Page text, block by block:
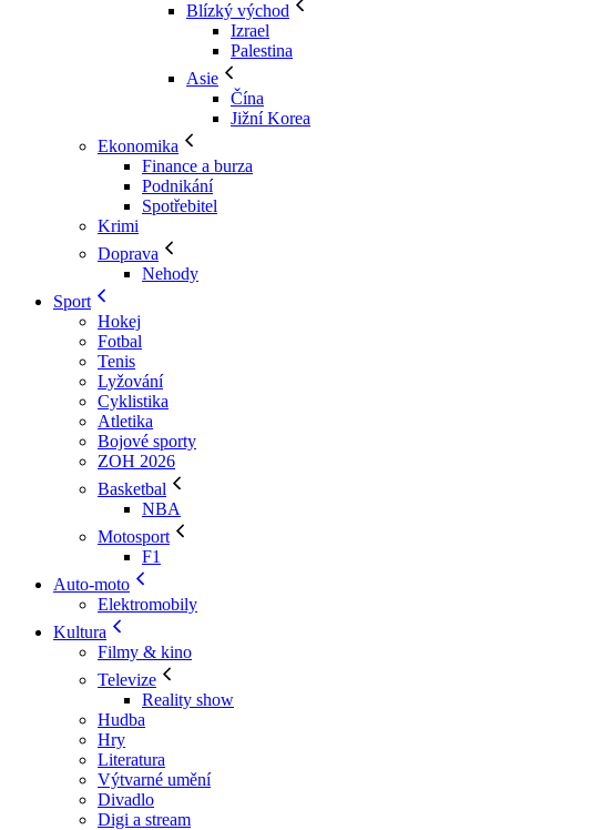
Blízký východ
Izrael
Palestina
Asie
Čína
Jižní Korea
Ekonomika
Finance a burza
Podnikání
Spotřebitel
Krimi
Doprava
Nehody
Sport
Hokej
Fotbal
Tenis
Lyžování
Cyklistika
Atletika
Bojové sporty
ZOH 2026
Basketbal
NBA
Motosport
F1
Auto-moto
Elektromobily
Kultura
Filmy & kino
Televize
Reality show
Hudba
Hry
Literatura
Výtvarné umění
Divadlo
Digi a stream